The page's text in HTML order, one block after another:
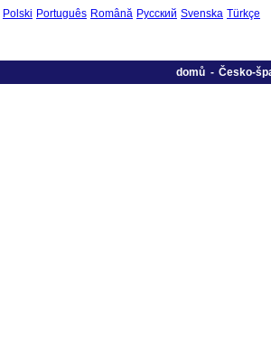
Polski Português Română Русский Svenska Türkçe
domů - Česko-